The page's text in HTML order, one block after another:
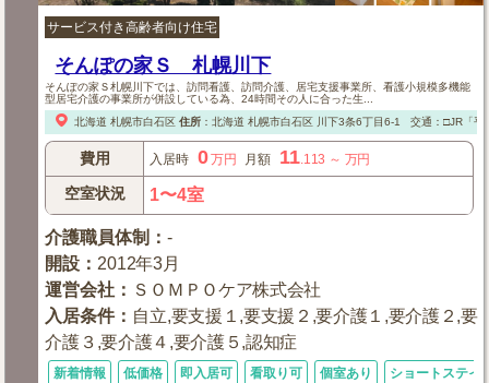
サービス付き高齢者向け住宅
そんぽの家Ｓ 札幌川下
そんぽの家Ｓ札幌川下では、訪問看護、訪問介護、居宅支援事業所、看護小規模多機能
型居宅介護の事業所が併設している為、24時間その人に合った生...
北海道 札幌市白石区 住所： 北海道 札幌市白石区川下3条6丁目6-1 交通：□JR「平
費用 入居時 0万円 月額 11.113 ～ 万円
空室状況 1〜4室
介護職員体制 ：-
開設 ： 2012年3月
運営会社 ： ＳＯＭＰＯケア株式会社
入居条件： 自立,要支援１,要支援２,要介護１,要介護２,要
介護３,要介護４,要介護５,認知症
新着情報 低価格 即入居可 看取り可 個室あり ショートステイ